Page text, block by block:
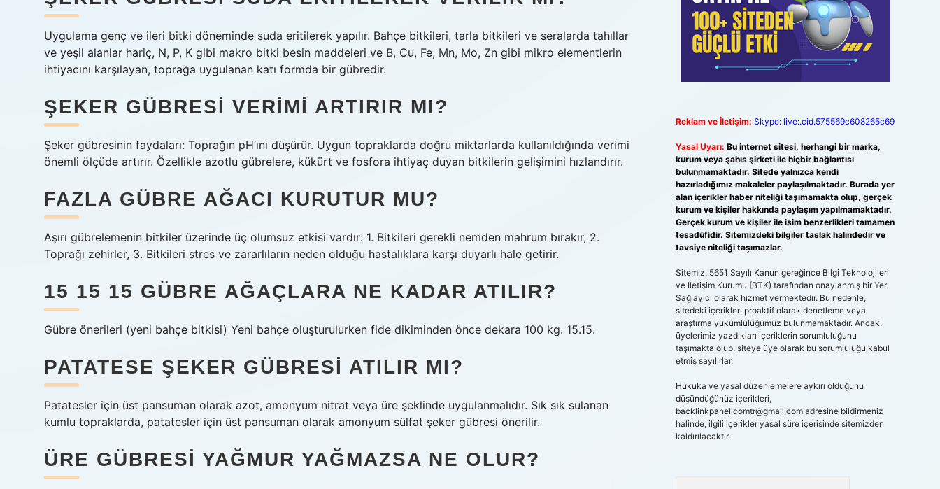
Uygulama genç ve ileri bitki döneminde suda eritilerek yapılır. Bahçe bitkileri, tarla bitkileri ve seralarda tahıllar
ve yeşil alanlar hariç, N, P, K gibi makro bitki besin maddeleri ve B, Cu, Fe, Mn, Mo, Zn gibi mikro elementlerin
ihtiyacını karşılayan, toprağa uygulanan katı formda bir gübredir.
ŞEKER GÜBRESI VERIMI ARTIRIR MI?
Şeker gübresinin faydaları: Toprağın pH’ını düşürür. Uygun topraklarda doğru miktarlarda kullanıldığında verimi
önemli ölçüde artırır. Özellikle azotlu gübrelere, kükürt ve fosfora ihtiyaç duyan bitkilerin gelişimini hızlandırır.
FAZLA GÜBRE AĞACI KURUTUR MU?
Aşırı gübrelemenin bitkiler üzerinde üç olumsuz etkisi vardır: 1. Bitkileri gerekli nemden mahrum bırakır, 2.
Toprağı zehirler, 3. Bitkileri stres ve zararlıların neden olduğu hastalıklara karşı duyarlı hale getirir.
15 15 15 GÜBRE AĞAÇLARA NE KADAR ATILIR?
Gübre önerileri (yeni bahçe bitkisi) Yeni bahçe oluşturulurken fide dikiminden önce dekara 100 kg. 15.15.
PATATESE ŞEKER GÜBRESI ATILIR MI?
Patatesler için üst pansuman olarak azot, amonyum nitrat veya üre şeklinde uygulanmalıdır. Sık sık sulanan
kumlu topraklarda, patatesler için üst pansuman olarak amonyum sülfat şeker gübresi önerilir.
ÜRE GÜBRESI YAĞMUR YAĞMAZSA NE OLUR?
Reklam ve İletişim: Skype: live:.cid.575569c608265c69
Yasal Uyarı: Bu internet sitesi, herhangi bir marka,
kurum veya şahıs şirketi ile hiçbir bağlantısı
bulunmamaktadır. Sitede yalnızca kendi
hazırladığımız makaleler paylaşılmaktadır. Burada yer
alan içerikler haber niteliği taşımamakta olup, gerçek
kurum ve kişiler hakkında paylaşım yapılmamaktadır.
Gerçek kurum ve kişiler ile isim benzerlikleri tamamen
tesadüfidir. Sitemizdeki bilgiler taslak halindedir ve
tavsiye niteliği taşımazlar.
Sitemiz, 5651 Sayılı Kanun gereğince Bilgi Teknolojileri
ve İletişim Kurumu (BTK) tarafından onaylanmış bir Yer
Sağlayıcı olarak hizmet vermektedir. Bu nedenle,
sitedeki içerikleri proaktif olarak denetleme veya
araştırma yükümlülüğümüz bulunmamaktadır. Ancak,
üyelerimiz yazdıkları içeriklerin sorumluluğunu
taşımakta olup, siteye üye olarak bu sorumluluğu kabul
etmiş sayılırlar.
Hukuka ve yasal düzenlemelere aykırı olduğunu
düşündüğünüz içerikleri,
backlinkpanelicomtr@gmail.comadresine bildirmeniz
halinde, ilgili içerikler yasal süre içerisinde sitemizden
kaldırılacaktır.